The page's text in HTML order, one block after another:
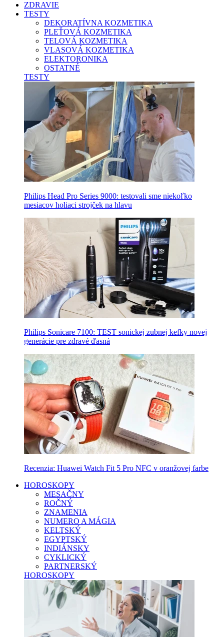
ZDRAVIE
TESTY
DEKORATÍVNA KOZMETIKA
PLEŤOVÁ KOZMETIKA
TELOVÁ KOZMETIKA
VLASOVÁ KOZMETIKA
ELEKTORONIKA
OSTATNÉ
TESTY
Philips Head Pro Series 9000: testovali sme niekoľko
mesiacov holiaci strojček na hlavu
Philips Sonicare 7100: TEST sonickej zubnej kefky novej
generácie pre zdravé ďasná
Recenzia: Huawei Watch Fit 5 Pro NFC v oranžovej farbe
HOROSKOPY
MESAČNY
ROČNÝ
ZNAMENIA
NUMERO A MÁGIA
KELTSKÝ
EGYPTSKÝ
INDIÁNSKY
CYKLICKÝ
PARTNERSKÝ
HOROSKOPY